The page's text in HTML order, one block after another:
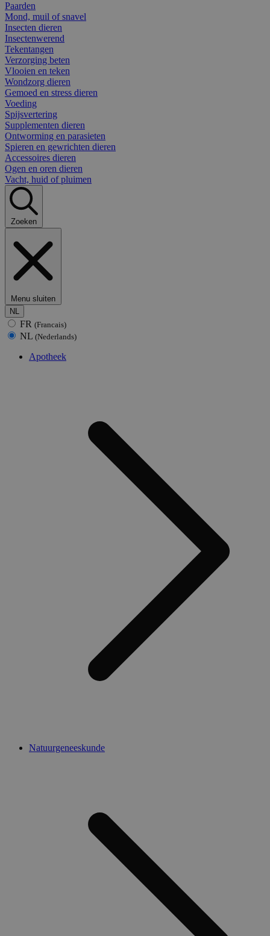
Paarden
Mond, muil of snavel
Insecten dieren
Insectenwerend
Tekentangen
Verzorging beten
Vlooien en teken
Wondzorg dieren
Gemoed en stress dieren
Voeding
Spijsvertering
Supplementen dieren
Ontworming en parasieten
Spieren en gewrichten dieren
Accessoires dieren
Ogen en oren dieren
Vacht, huid of pluimen
Zoeken
Menu sluiten
NL
FR (Francais)
NL (Nederlands)
Apotheek
Natuurgeneeskunde